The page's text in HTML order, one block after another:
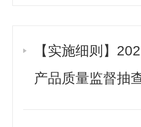
【实施细则】
产品质量监督抽